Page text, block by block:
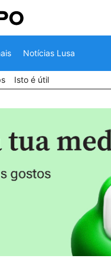
Notícias Lusa
Isto é útil